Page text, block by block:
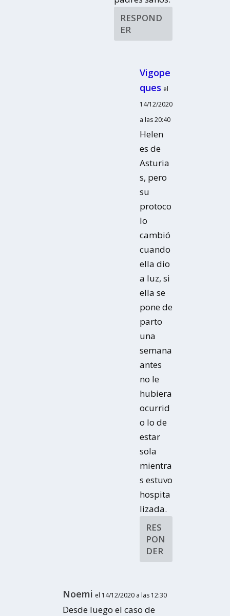
RESPOND
ER
Vigope
ques el
14/12/2020
a las 20:40
Helen
es de
Asturia
s, pero
su
protoco
lo
cambió
cuando
ella dio
a luz, si
ella se
pone de
parto
una
semana
antes
no le
hubiera
ocurrid
o lo de
estar
sola
mientra
s estuvo
hospita
lizada.
RES
PON
DER
Noemi el 14/12/2020 a las 12:30
Desde luego el caso de